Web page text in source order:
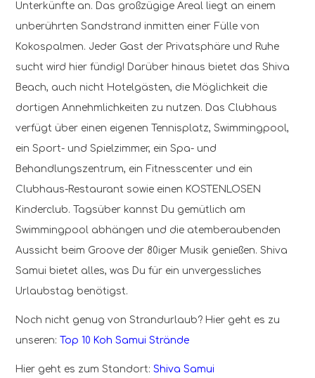
Unterkünfte an. Das großzügige Areal liegt an einem
unberührten Sandstrand inmitten einer Fülle von
Kokospalmen. Jeder Gast der Privatsphäre und Ruhe
sucht wird hier fündig! Darüber hinaus bietet das Shiva
Beach, auch nicht Hotelgästen, die Möglichkeit die
dortigen Annehmlichkeiten zu nutzen. Das Clubhaus
verfügt über einen eigenen Tennisplatz, Swimmingpool,
ein Sport- und Spielzimmer, ein Spa- und
Behandlungszentrum, ein Fitnesscenter und ein
Clubhaus-Restaurant sowie einen KOSTENLOSEN
Kinderclub. Tagsüber kannst Du gemütlich am
Swimmingpool abhängen und die atemberaubenden
Aussicht beim Groove der 80iger Musik genießen. Shiva
Samui bietet alles, was Du für ein unvergessliches
Urlaubstag benötigst.
Noch nicht genug von Strandurlaub? Hier geht es zu
unseren:
Top 10 Koh Samui Strände
Hier geht es zum Standort:Shiva Samui